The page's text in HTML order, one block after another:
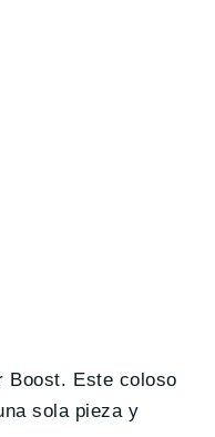
Boost. Este coloso
sola pieza y